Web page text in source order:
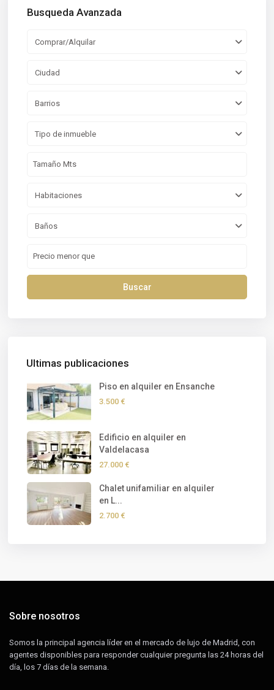
Busqueda Avanzada
Comprar/Alquilar
Ciudad
Barrios
Tipo de inmueble
Habitaciones
Baños
Buscar
Ultimas publicaciones
Piso en alquiler en Ensanche
3.500 €
Edificio en alquiler en
Valdelacasa
27.000 €
Chalet unifamiliar en alquiler
en L...
2.700 €
Sobre nosotros
Somos la principal agencia líder en el mercado de lujo de Madrid, con
agentes disponibles para responder cualquier pregunta las 24 horas del
día, los 7 días de la semana.